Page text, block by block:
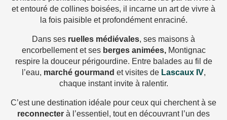
et entouré de collines boisées, il incarne un art de vivre à
la fois paisible et profondément enraciné.
Dans ses ruelles médiévales, ses maisons à
encorbellement et ses berges animées,Montignac
respire la douceur périgourdine. Entre balades au fil de
l’eau, marché gourmand et visites deLascaux IV,
chaque instant invite à ralentir.
C’est une destination idéale pour ceux qui cherchent à se
reconnecter à l’essentiel, tout en découvrant l’un des